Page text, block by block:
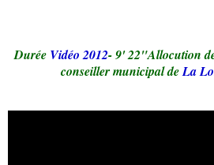
Durée Vidéo 2012- 9' 22"Allocution
conseiller municipal deLa